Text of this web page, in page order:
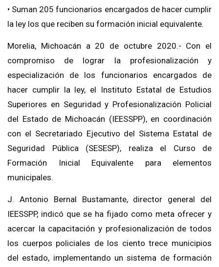
• Suman 205 funcionarios encargados de hacer cumplir
la ley los que reciben su formación inicial equivalente.
Morelia, Michoacán a 20 de octubre 2020.- Con el
compromiso de lograr la profesionalización y
especialización de los funcionarios encargados de
hacer cumplir la ley, el Instituto Estatal de Estudios
Superiores en Seguridad y Profesionalización Policial
del Estado de Michoacán (IEESSPP), en coordinación
con el Secretariado Ejecutivo del Sistema Estatal de
Seguridad Pública (SESESP), realiza el Curso de
Formación Inicial Equivalente para elementos
municipales.
J. Antonio Bernal Bustamante, director general del
IEESSPP, indicó que se ha fijado como meta ofrecer y
acercar la capacitación y profesionalización de todos
los cuerpos policiales de los ciento trece municipios
del estado, implementando un sistema de formación